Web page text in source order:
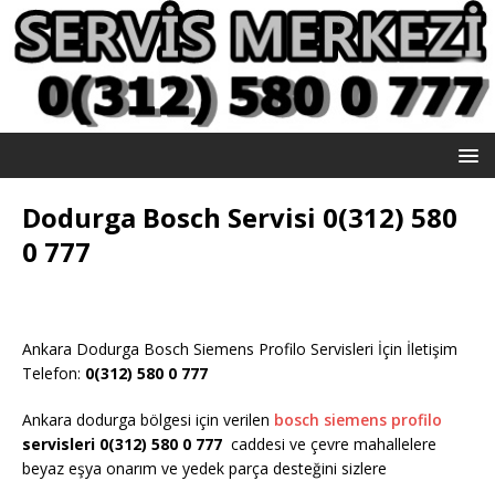
Dodurga Bosch Servisi 0(312) 580
0 777
Ankara Dodurga Bosch Siemens Profilo Servisleri İçin İletişim
Telefon: 0(312) 580 0 777
Ankara dodurga bölgesi için verilen bosch siemens profilo
servisleri 0(312) 580 0 777 caddesi ve çevre mahallelere
beyaz eşya onarım ve yedek parça desteğini sizlere